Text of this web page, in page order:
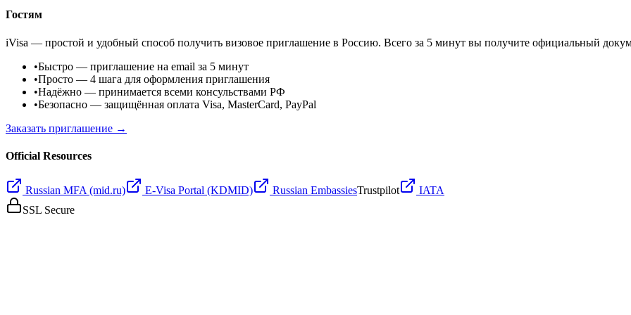
Гостям
iVisa — простой и удобный способ получить визовое приглашение в Россию. Всего за 5 минут вы получите официальный
•Быстро — приглашение на email за 5 минут
•Просто — 4 шага для оформления приглашения
•Надёжно — принимается всеми консульствами РФ
•Безопасно — защищённая оплата Visa, MasterCard, PayPal
Заказать приглашение →
Official Resources
Russian MFA (mid.ru) E-Visa Portal (KDMID) Russian EmbassiesTrustpilot
IATA
SSL Secure